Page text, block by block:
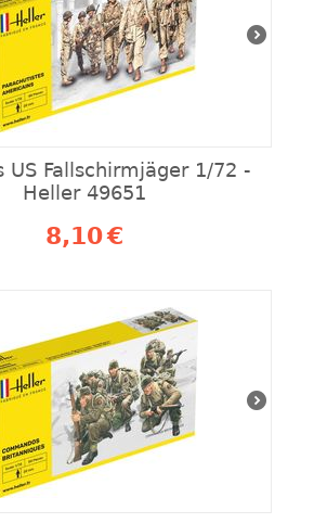
US Fallschirmjäger 1/72 -
Heller 49651
8,10€